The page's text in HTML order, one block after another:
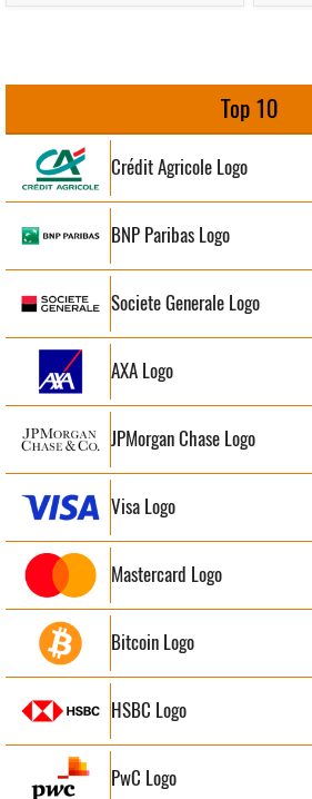
Top 10
Crédit Agricole Logo
BNP Paribas Logo
Societe Generale Logo
AXA Logo
JPMorgan Chase Logo
Visa Logo
Mastercard Logo
Bitcoin Logo
HSBC Logo
PwC Logo